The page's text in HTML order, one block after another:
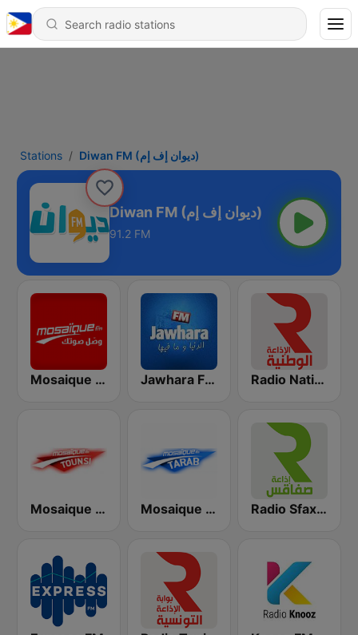
Stations Diwan FM (ديوان إف إم)
Diwan FM (ديوان إف إم)
91.2 FM
Mosaique FM (موزاييك إف إم) Jawhara FM (جوهرة أف آم) Radio Nationale (الإذاعة الوطنية)
Mosaique FM Tounsi (موزاييك إف إم) Mosaique FM Tarab (موزاييك إف إم) Radio Sfax (إذاعة صفاقس)